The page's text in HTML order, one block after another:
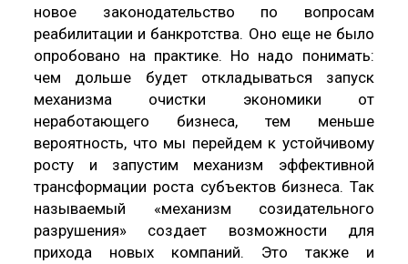
новое законодательство по вопросам
реабилитации и банкротства. Оно еще не было
опробовано на практике. Но надо понимать:
чем дольше будет откладываться запуск
механизма очистки экономики от
неработающего бизнеса, тем меньше
вероятность, что мы перейдем к устойчивому
росту и запустим механизм эффективной
трансформации роста субъектов бизнеса. Так
называемый «механизм созидательного
разрушения» создает возможности для
прихода новых компаний. Это также и